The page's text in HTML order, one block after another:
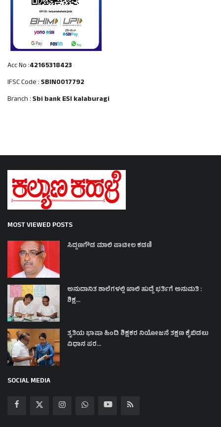
Acc No :42165318423
IFSC Code :SBIN0017792
Branch :Sbi bank ESI kalaburagi
MOST VIEWED POSTS
ಸಿದ್ದಣಗೌಡ ಮಾಲಿ ಪಾಟೀಲ ಕಡಣಿ
ಅನುದಾನಿತ ಶಾಲೆಗಳಲ್ಲಿ ಖಾಲಿ ಹುದ್ದೆ ಭರ್ತಿಗೆ ಅನುಮತಿ :
ಶಿಕ್ಷ...
ತೃತಿಯ ಭಾಷಾ ಹಿಂದಿ ಶಿಕ್ಷಕರ ನಿಯೋಜನೆ ತಕ್ಷಣ ಕೈಬಿಡಲು
ವಿಧಾನ ಪರ...
SOCIAL MEDIA